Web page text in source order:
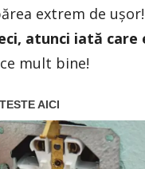
extrem de ușor!
atunci iată care
mult bine!